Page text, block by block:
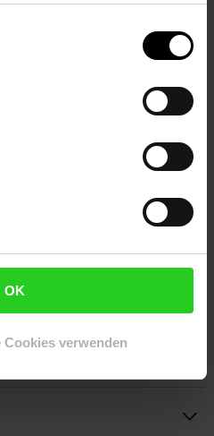
OK
verwenden
hitzebeständiges
Farbgebung kompakter
antihaftbeschichtete
und für jeden Geschmack:
von Fleisch, Paninis,
und platzsparend zu
in Voll-Edelstahldesign
& Kontaktgrills